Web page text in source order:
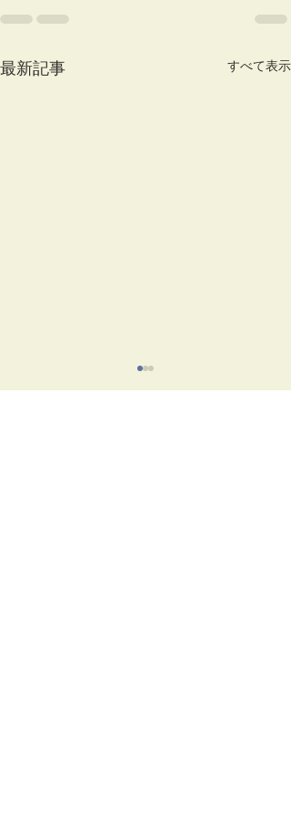
最新記事 すべて表示